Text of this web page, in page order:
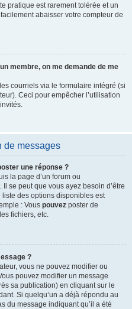
pratique est rarement tolérée et un
abaisser votre compteur de
membre, on me demande de me
courriels via le formulaire intégré (si
Ceci pour empêcher l’utilisation
de messages
une réponse ?
la page d’un forum ou
se peut que vous ayez besoin d’être
des options disponibles est
: Vous pouvez poster de
fichiers, etc.
?
vous ne pouvez modifier ou
pouvez modifier un message
sa publication) en cliquant sur le
Si quelqu’un a déjà répondu au
du message indiquant qu’il a été